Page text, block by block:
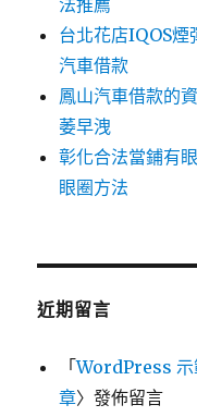
法推薦
台北花店IQOS煙
汽車借款
鳳山汽車借款的
萎早洩
彰化合法當鋪有
眼圈方法
近期留言
「WordPress 示
章〉發佈留言